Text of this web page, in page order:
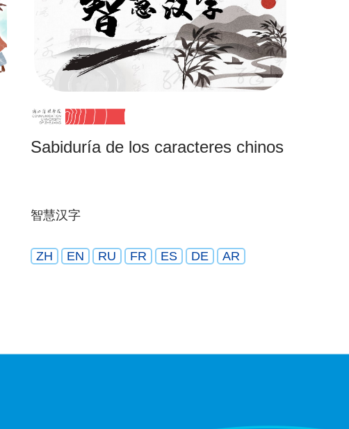
Sabiduría de los caracteres chinos
智慧汉字
ZH EN RU FR ES DE AR